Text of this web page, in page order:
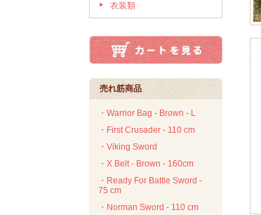
衣装類
売れ筋商品
・Warrior Bag - Brown - L
・First Crusader - 110 cm
・Viking Sword
・X Belt - Brown - 160cm
・Ready For Battle Sword -
75 cm
・Norman Sword - 110 cm